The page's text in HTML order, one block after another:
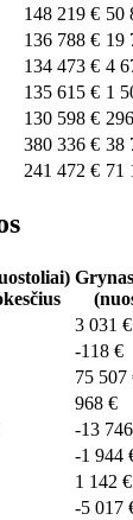
148 219 € 50
136 788 € 19
134 473 € 4
135 615 € 1
130 598 €
380 336 € 38
241 472 € 71
3 031 €
-118 €
75 507
968 €
-13
-1 944
1 142 €
-5 017